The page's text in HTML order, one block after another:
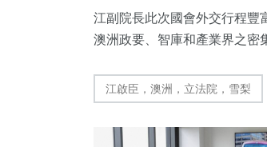
江副院長此次國會外交行程豐
澳洲政要、智庫和產業界之密
江啟臣，澳洲，立法院，雪梨